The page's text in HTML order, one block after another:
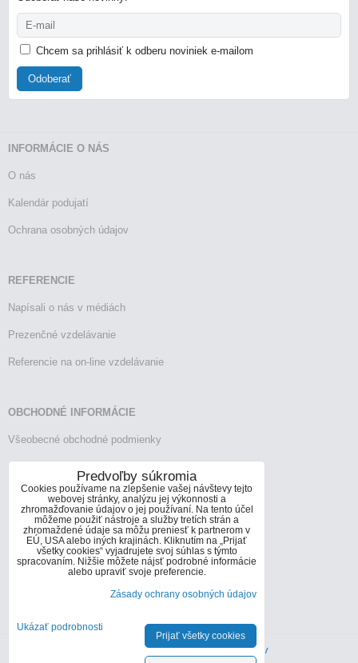
Chcem sa prihlásiť k odberu noviniek e-mailom
Odoberať
INFORMÁCIE O NÁS
O nás
Kalendár podujatí
Ochrana osobných údajov
REFERENCIE
Napísali o nás v médiách
Prezenčné vzdelávanie
Referencie na on-line vzdelávanie
OBCHODNÉ INFORMÁCIE
Všeobecné obchodné podmienky
Reklamačný poriadok
Vrátenie tovaru
KONTAKTY
Informácie o kontaktoch
+421 905 272 066
Zásady ochrany osobných údajov
Predvoľby súkromia
Cookies používame na zlepšenie vašej návštevy tejto
webovej stránky, analýzu jej výkonnosti a
zhromažďovanie údajov o jej používaní. Na tento účel
môžeme použiť nástroje a služby tretích strán a
zhromaždené údaje sa môžu preniesť k partnerom v
EÚ, USA alebo iných krajinách. Kliknutím na „Prijať
všetky cookies“ vyjadrujete svoj súhlas s týmto
spracovaním. Nižšie môžete nájsť podrobné informácie
alebo upraviť svoje preferencie.
Zásady ochrany osobných údajov
Ukázať podrobnosti
Prijať všetky cookies